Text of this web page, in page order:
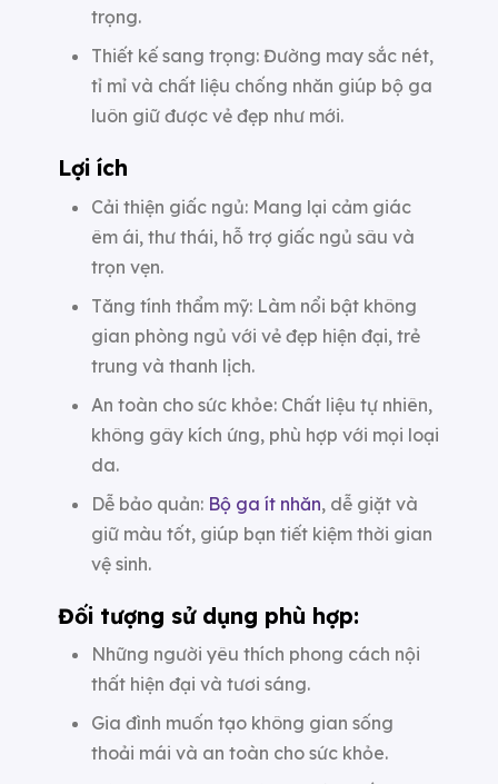
trọng.
Thiết kế sang trọng: Đường may sắc nét,
tỉ mỉ và chất liệu chống nhăn giúp bộ ga
luôn giữ được vẻ đẹp như mới.
Lợi ích
Cải thiện giấc ngủ: Mang lại cảm giác
êm ái, thư thái, hỗ trợ giấc ngủ sâu và
trọn vẹn.
Tăng tính thẩm mỹ: Làm nổi bật không
gian phòng ngủ với vẻ đẹp hiện đại, trẻ
trung và thanh lịch.
An toàn cho sức khỏe: Chất liệu tự nhiên,
không gây kích ứng, phù hợp với mọi loại
da.
Dễ bảo quản: Bộ ga ít nhăn, dễ giặt và
giữ màu tốt, giúp bạn tiết kiệm thời gian
vệ sinh.
Đối tượng sử dụng phù hợp:
Những người yêu thích phong cách nội
thất hiện đại và tươi sáng.
Gia đình muốn tạo không gian sống
thoải mái và an toàn cho sức khỏe.